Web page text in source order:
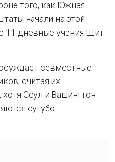
того, как Южная
начали на этой
11-дневные учения Щит
совместные
считая их
Сеул и Вашингтон
сугубо